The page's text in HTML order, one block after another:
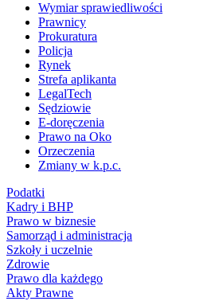
Wymiar sprawiedliwości
Prawnicy
Prokuratura
Policja
Rynek
Strefa aplikanta
LegalTech
Sędziowie
E-doręczenia
Prawo na Oko
Orzeczenia
Zmiany w k.p.c.
Podatki
Kadry i BHP
Prawo w biznesie
Samorząd i administracja
Szkoły i uczelnie
Zdrowie
Prawo dla każdego
Akty Prawne